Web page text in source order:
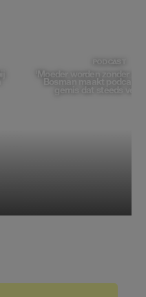
PODCAST
'Moeder worden zonder
Bosman maakt podcast
gemis dat steeds